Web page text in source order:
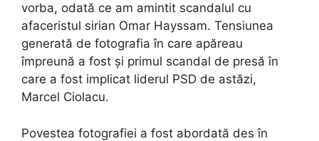
vorba, odată ce am amintit scandalul cu
afaceristul sirian Omar Hayssam. Tensiunea
generată de fotografia în care apăreau
împreună a fost și primul scandal de presă în
care a fost implicat liderul PSD de astăzi,
Marcel Ciolacu.
Povestea fotografiei a fost abordată des în